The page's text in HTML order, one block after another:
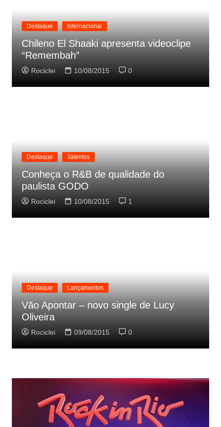
Destaque Internacional
Chileno El Shaaki apresenta videoclipe
“Remembah”
Rociclei 10/08/2015 0
Destaque Talentos
Conheça o R&B de qualidade do
paulista GODO
Rociclei 10/08/2015 1
Destaque Lançamentos
Vão Apontar – novo single de Lucy
Oliveira
Rociclei 09/08/2015 0